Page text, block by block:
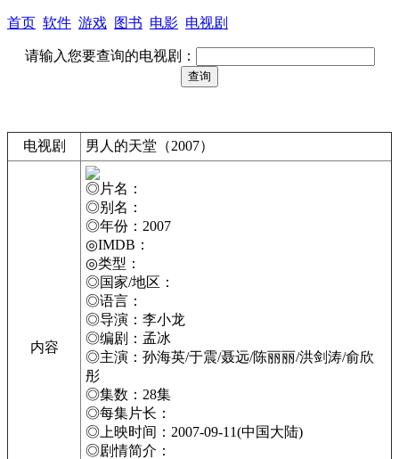
首页 软件 游戏 图书 电影 电视剧
请输入您要查询的电视剧：
电视剧 男人的天堂（2007）
内容
◎片名：
◎别名：
◎年份：2007
◎IMDB：
◎类型：
◎国家/地区：
◎语言：
◎导演：李小龙
◎编剧：孟冰
◎主演：孙海英/于震/聂远/陈丽丽/洪剑涛/俞欣
彤
◎集数：28集
◎每集片长：
◎上映时间：2007-09-11(中国大陆)
◎剧情简介：